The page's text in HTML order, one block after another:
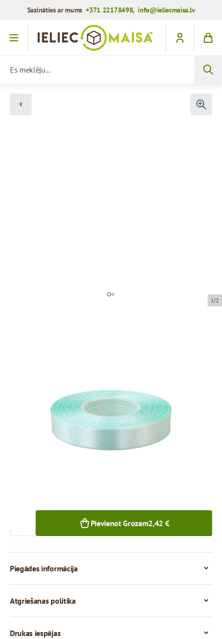
Sazināties ar mums+371 22178498,info@ieliecmaisa.lv
Iet uz saturu
1/2
Prece ir pieejama saņemšanai pakomātā.
Cena par 1 gab.
Pievienot Grozam2,42 €
Piegādes informācija
Atgriešanas politika
Drukas iespējas